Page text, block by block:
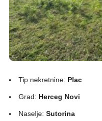
Tip nekretnine: Plac
Grad: Herceg Novi
Naselje:Sutorina